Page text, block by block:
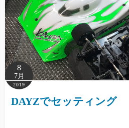
8
7月
2019
DAYZでセッティング